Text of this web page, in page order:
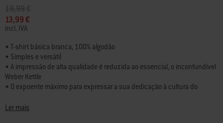
de
classificação
Link
para
mesma
página.
Preço reduzido de
19,99 €para
13,99 €
incl. IVA
• T-shirt básica branca, 100% algodão
• Simples e versátil
• A impressão de alta qualidade é reduzida ao essencial, o inconfundível
Weber Kettle
• O expoente máximo para expressar a sua dedicação à cultura do
• Corte solto na cintura, disponível em 3 tamanhos
Ler mais